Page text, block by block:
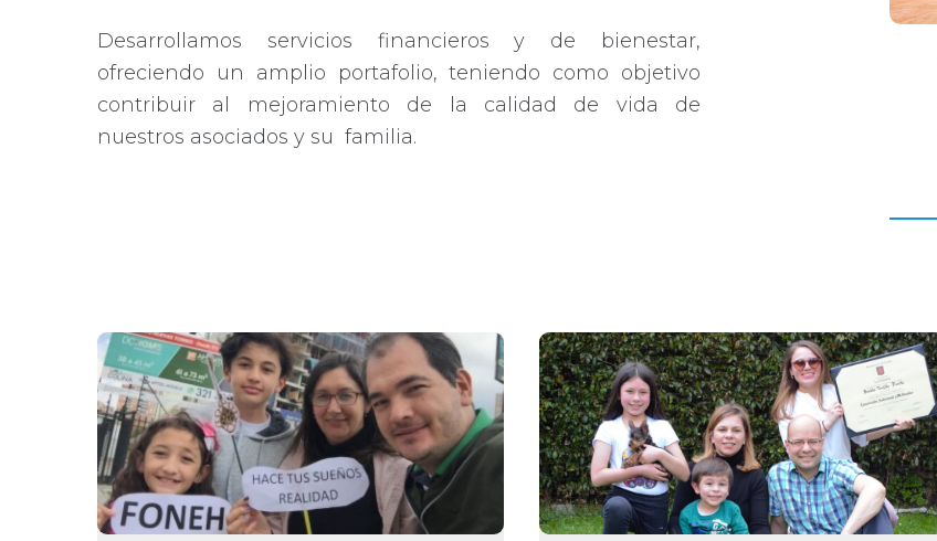
Desarrollamos servicios financieros y de bienestar,
ofreciendo un amplio portafolio, teniendo como objetivo
contribuir al mejoramiento de la calidad de vida de
nuestros asociados y su familia.